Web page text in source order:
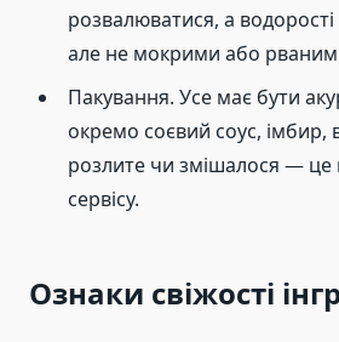
розвалюватися, а
але не мокрими або
Пакування. Усе має бути
окремо соєвий соус,
розлите чи змішалося — це
сервісу.
Ознаки свіжості